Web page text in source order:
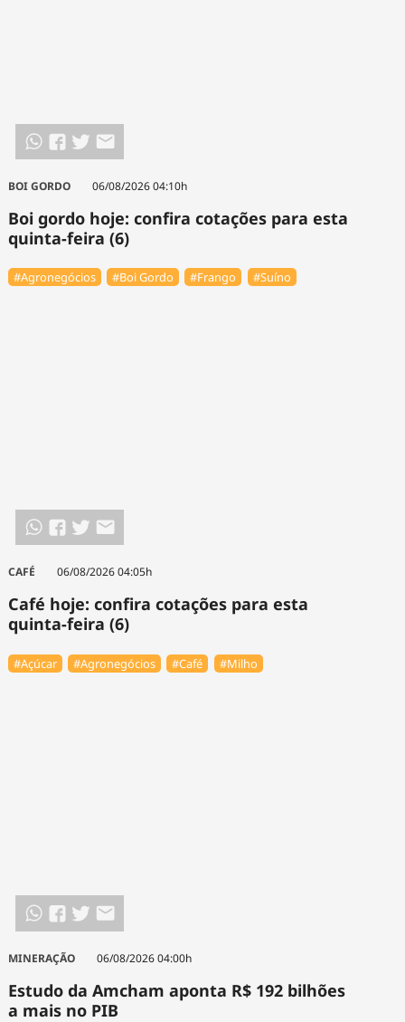
BOI GORDO 06/08/2026 04:10h
Boi gordo hoje: confira cotações para esta
quinta-feira (6)
#Agronegócios #Boi Gordo #Frango #Suíno
CAFÉ 06/08/2026 04:05h
Café hoje: confira cotações para esta
quinta-feira (6)
#Açúcar #Agronegócios #Café #Milho
MINERAÇÃO 06/08/2026 04:00h
Estudo da Amcham aponta R$ 192 bilhões
a mais no PIB